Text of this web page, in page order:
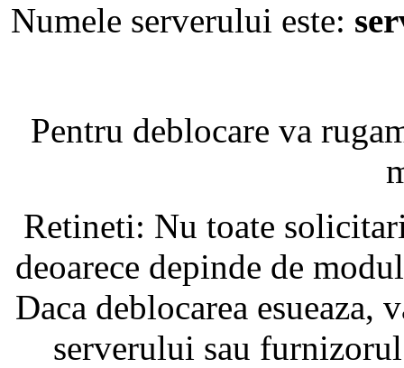
Numele serverului este:
Pentru deblocare va
Retineti: Nu toate
deoarece depinde de
Daca deblocarea
serverului sau